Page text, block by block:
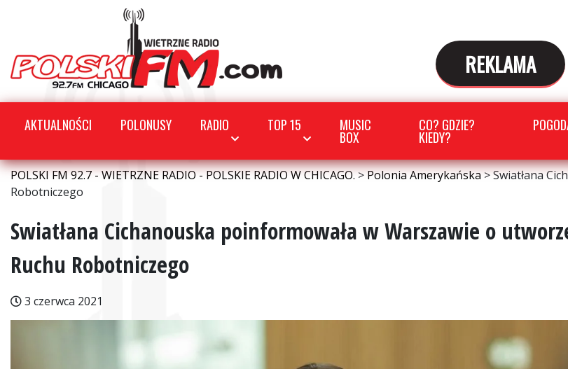
REKLAMA
AKTUALNOŚCI POLONUSY RADIO TOP 15 MUSIC
BOX
CO? GDZIE?
KIEDY?
POLSKI FM 92.7 - WIETRZNE RADIO - POLSKIE RADIO W CHICAGO.>Polonia Amerykańska>Swiatłana
Robotniczego
Swiatłana Cichanouska poinformowała w Warszawie o
Ruchu Robotniczego
3 czerwca 2021